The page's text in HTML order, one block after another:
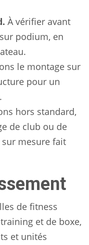
À vérifier avant
podium, en
le montage sur
pour un
hors standard,
de club ou de
mesure fait
de fitness
et de boxe,
et unités